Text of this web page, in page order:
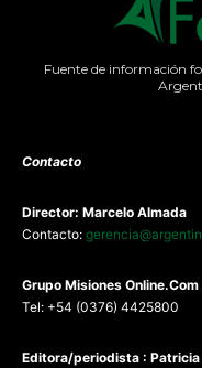
Fuente de información
Contacto
Director: Marcelo Almada
Contacto:
Grupo Misiones Online.Com
Tel: +54 (0376) 4425800
Editora/periodista : Patricia